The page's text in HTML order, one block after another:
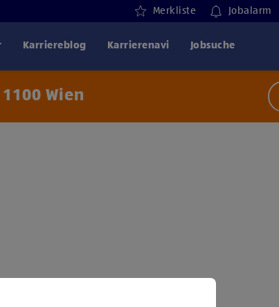
Merkliste Jobalarm
Karriereblog Karrierenavi Jobsuche
Wien